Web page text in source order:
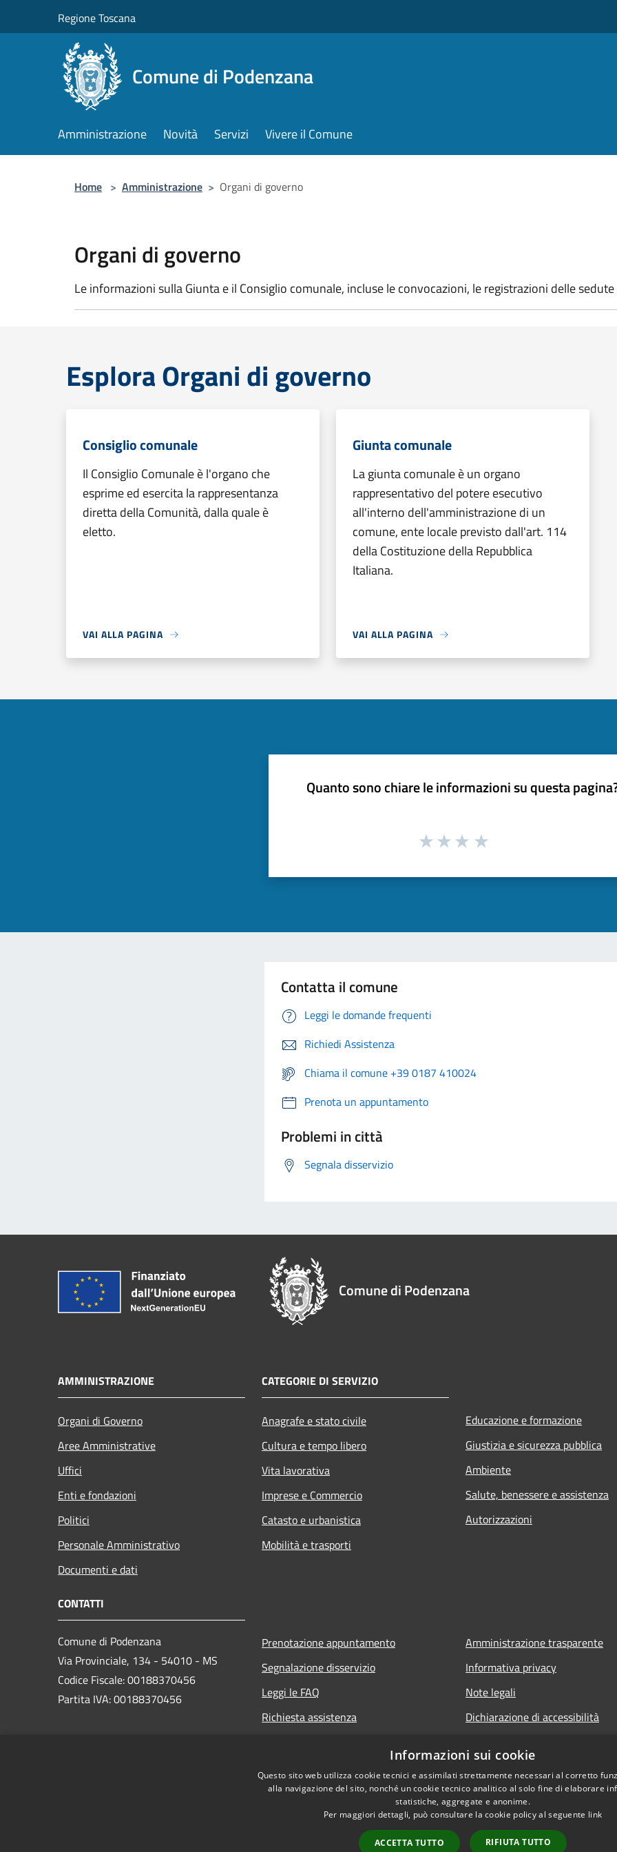
Regione Toscana
Comune di Podenzana
Amministrazione Novità Servizi Vivere il Comune
Home > Amministrazione > Organi di governo
Organi di governo
Le informazioni sulla Giunta e il Consiglio comunale, incluse le convocazioni, le registrazioni delle
Esplora Organi di governo
Consiglio comunale
Il Consiglio Comunale è l'organo che
esprime ed esercita la rappresentanza
diretta della Comunità, dalla quale è
eletto.
VAI ALLA PAGINA
Giunta comunale
La giunta comunale è un organo
rappresentativo del potere esecutivo
all'interno dell'amministrazione di un
comune, ente locale previsto dall'art. 114
della Costituzione della Repubblica
Italiana.
VAI ALLA PAGINA
Quanto sono chiare le informazioni su questa
Contatta il comune
Leggi le domande frequenti
Richiedi Assistenza
Chiama il comune +39 0187 410024
Prenota un appuntamento
Problemi in città
Segnala disservizio
Comune di Podenzana
AMMINISTRAZIONE
Organi di Governo
Aree Amministrative
Uffici
Enti e fondazioni
Politici
Personale Amministrativo
Documenti e dati
CATEGORIE DI SERVIZIO
Anagrafe e stato civile
Cultura e tempo libero
Vita lavorativa
Imprese e Commercio
Catasto e urbanistica
Mobilità e trasporti
Educazione e formazione
Giustizia e sicurezza pubblica
Ambiente
Salute, benessere e assistenza
Autorizzazioni
CONTATTI
Comune di Podenzana
Via Provinciale, 134 - 54010 - MS
Codice Fiscale: 00188370456
Partita IVA: 00188370456
Prenotazione appuntamento
Segnalazione disservizio
Leggi le FAQ
Richiesta assistenza
Amministrazione trasparente
Informativa privacy
Note legali
Dichiarazione di accessibilità
Informazioni sui cookie
Questo sito web utilizza cookie tecnici e assimilati strettamente necessari al corretto
alla navigazione del sito, nonché un cookie tecnico analitico al solo fine di elaborare
statistiche, aggregate e anonime.
Per maggiori dettagli, può consultare la cookie policy al seguente link
ACCETTA TUTTO RIFIUTA TUTTO